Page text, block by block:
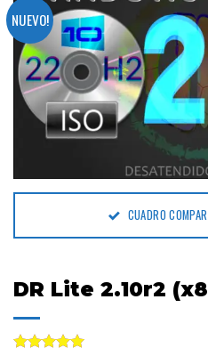
NUEVO!
CUADRO
DR Lite 2.10r2